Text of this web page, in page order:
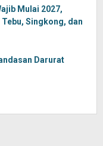
Mulai 2027,
Singkong, dan
Darurat